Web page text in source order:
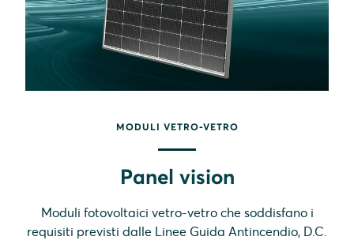
MODULI VETRO-VETRO
Panel vision
Moduli fotovoltaici vetro-vetro che soddisfano i
requisiti previsti dalle Linee Guida Antincendio, D.C.